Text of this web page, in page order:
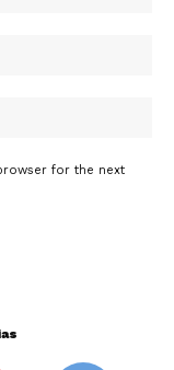
for the next